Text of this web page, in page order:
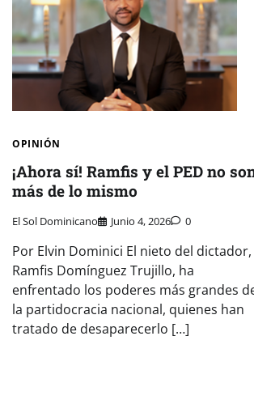
OPINIÓN
¡Ahora sí! Ramfis y el PED no
más de lo mismo
El Sol Dominicano Junio 4, 2026 0
Por Elvin Dominici El nieto del dictador,
Ramfis Domínguez Trujillo, ha
enfrentado los poderes más grandes
la partidocracia nacional, quienes han
tratado de desaparecerlo […]